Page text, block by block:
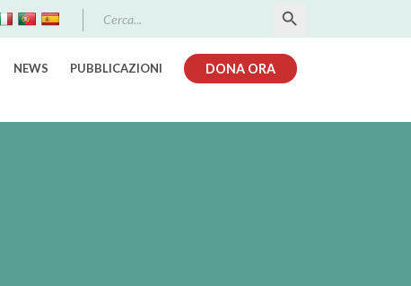
for:
NEWS PUBBLICAZIONI DONA ORA